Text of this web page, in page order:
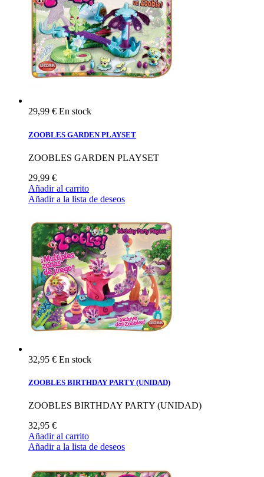
29,99 € En stock
ZOOBLES GARDEN PLAYSET
ZOOBLES GARDEN PLAYSET
29,99 €
Añadir al carrito
Añadir a la lista de deseos
32,95 € En stock
ZOOBLES BIRTHDAY PARTY (UNIDAD)
ZOOBLES BIRTHDAY PARTY (UNIDAD)
32,95 €
Añadir al carrito
Añadir a la lista de deseos